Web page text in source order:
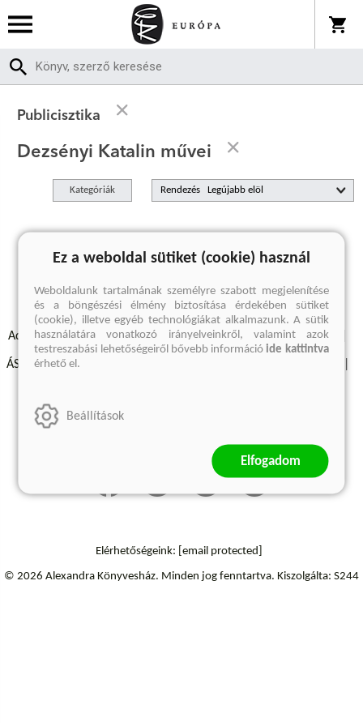
Publicisztika
Dezsényi Katalin művei
Kategóriák Rendezés
A keresett kifejezésre nincs találat
Adatvédelmi szabályzatok Elállási felmondási nyilatkozat
ÁSZF - Vásárlási feltételek
Elérhetőségeink: [email protected]
© 2026 Alexandra Könyvesház. Minden jog fenntartva. Kiszolgálta: S244
Ez a weboldal sütiket (cookie) használ
Weboldalunk tartalmának személyre szabott megjelenítése
és a böngészési élmény biztosítása érdekében sütiket
(cookie), illetve egyéb technológiákat alkalmazunk. A sütik
használatára vonatkozó irányelveinkről, valamint azok
testreszabási lehetőségeiről bővebb információide kattintva
érhető el.
Beállítások
Elfogadom